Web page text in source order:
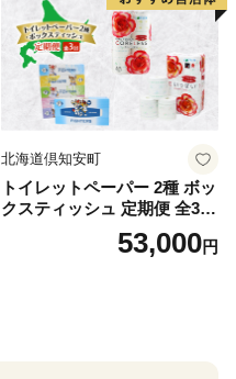
道 倶知安町 日用品
北海道倶知安町
トイレットペーパー 2種 ボッ
クスティッシュ 定期便 全3
回 日本製 まとめ買い 防災
常備品 日用雑貨 消耗品 生活
53,000円